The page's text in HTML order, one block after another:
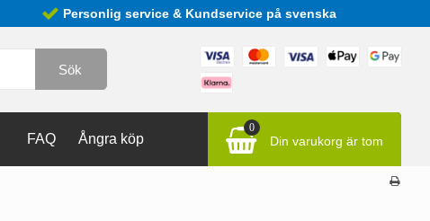
Personlig service & Kundservice på svenska
Sök
0
Din varukorg är tom
FAQ Ångra köp